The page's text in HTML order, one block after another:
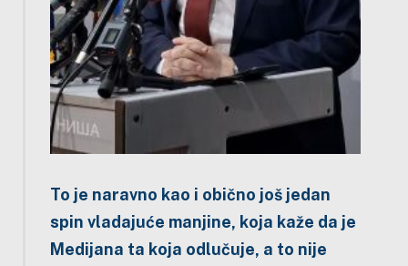
To je naravno kao i obično još jedan
spin vladajuće manjine, koja kaže da je
Medijana ta koja odlučuje, a to nije